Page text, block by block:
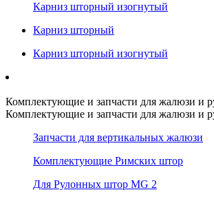
Карниз шторный изогнутый
Карниз шторный
Карниз шторный изогнутый
Комплектующие и запчасти для жалюзи и
Комплектующие и запчасти для жалюзи и
Запчасти для вертикальных жалюзи
Комплектующие Римских штор
Для Рулонных штор MG 2